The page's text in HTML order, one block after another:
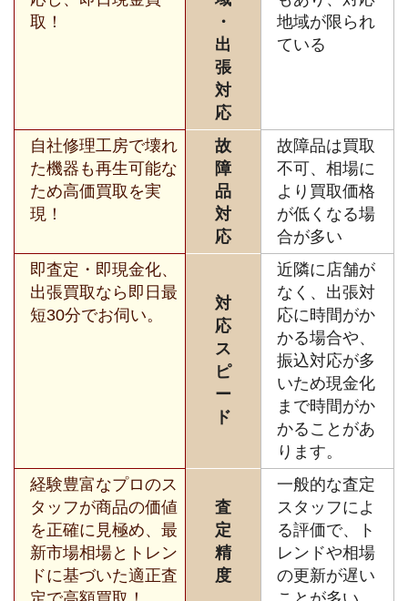
取！
・
出
張
対
応
地域が限られ
ている
自社修理工房で壊れ
た機器も再生可能な
ため高価買取を実
現！
故
障
品
対
応
故障品は買取
不可、相場に
より買取価格
が低くなる場
合が多い
即査定・即現金化、
出張買取なら即日最
短30分でお伺い。
対
応
ス
ピ
ー
ド
近隣に店舗が
なく、出張対
応に時間がか
かる場合や、
振込対応が多
いため現金化
まで時間がか
かることがあ
ります。
経験豊富なプロのス
タッフが商品の価値
を正確に見極め、最
新市場相場とトレン
ドに基づいた適正査
査
定
精
度
一般的な査定
スタッフによ
る評価で、ト
レンドや相場
の更新が遅い